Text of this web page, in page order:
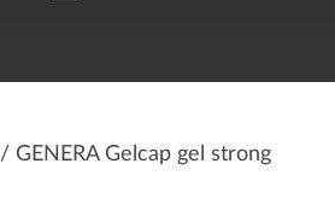
/ GENERA Gelcap gel strong